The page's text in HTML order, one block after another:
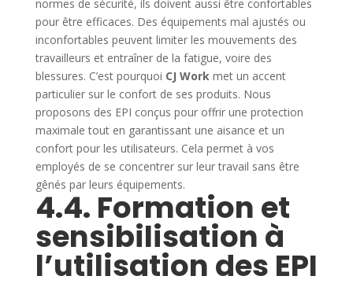
normes de sécurité, ils doivent aussi être confortables
pour être efficaces. Des équipements mal ajustés ou
inconfortables peuvent limiter les mouvements des
travailleurs et entraîner de la fatigue, voire des
blessures. C’est pourquoi CJ Workmet un accent
particulier sur le confort de ses produits. Nous
proposons des EPI conçus pour offrir une protection
maximale tout en garantissant une aisance et un
confort pour les utilisateurs. Cela permet à vos
employés de se concentrer sur leur travail sans être
gênés par leurs équipements.
4.4. Formation et
sensibilisation à
l’utilisation des EPI